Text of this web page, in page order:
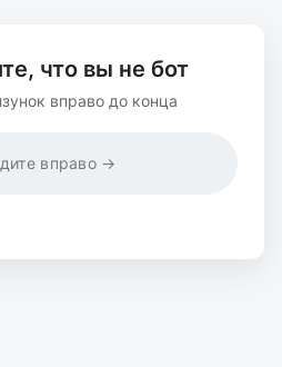
что вы не бот
вправо до конца
вправо →